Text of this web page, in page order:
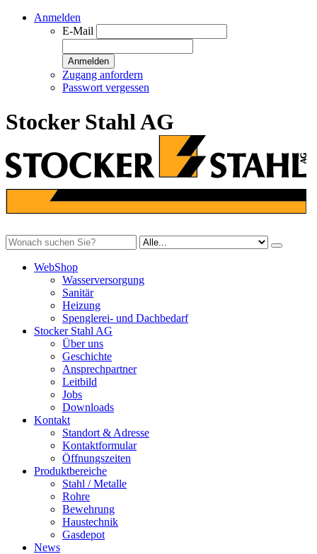
Anmelden
E-Mail
Anmelden
Zugang anfordern
Passwort vergessen
Stocker Stahl AG
WebShop
Wasserversorgung
Sanitär
Heizung
Spenglerei- und Dachbedarf
Stocker Stahl AG
Über uns
Geschichte
Ansprechpartner
Leitbild
Jobs
Downloads
Kontakt
Standort & Adresse
Kontaktformular
Öffnungszeiten
Produktbereiche
Stahl / Metalle
Rohre
Bewehrung
Haustechnik
Gasdepot
News